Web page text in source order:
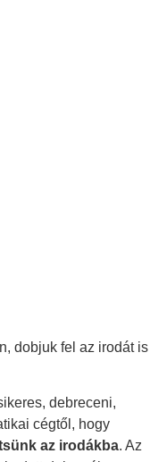
dobjuk fel az irodát is
debreceni,
cégtől, hogy
az irodákba. Az